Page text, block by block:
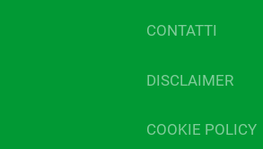
CONTATTI
DISCLAIMER
COOKIE POLICY